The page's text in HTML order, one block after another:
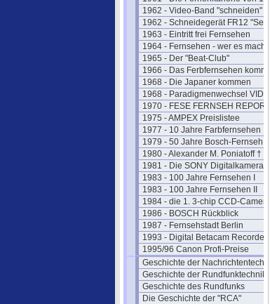
1962 - Video-Band "schneiden"
1962 - Schneidegerät FR12
1963 - Eintritt frei Fernsehen
1964 - Fernsehen - wer es macht
1965 - Der "Beat-Club"
1966 - Das Ferbfernsehen kommt
1968 - Die Japaner kommen
1968 - Paradigmenwechsel VIDEO
1970 - FESE FERNSEH REPORT
1975 - AMPEX Preislistee
1977 - 10 Jahre Farbfernsehen
1979 - 50 Jahre Bosch-Fernseh
1980 - Alexander M. Poniatoff †
1981 - Die SONY Digitalkamera
1983 - 100 Jahre Fernsehen I
1983 - 100 Jahre Fernsehen II
1984 - die 1. 3-chip CCD-Camera
1986 - BOSCH Rückblick
1987 - Fernsehstadt Berlin
1993 - Digital Betacam Recorder
1995/96 Canon Profi-Preise
Geschichte der
Geschichte der Rundfunktechnik
Geschichte des Rundfunks
Die Geschichte der "RCA"